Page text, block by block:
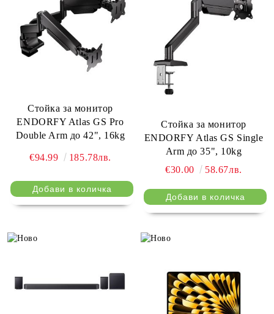
Стойка за монитор
ENDORFY Atlas GS Pro
Double Arm до 42", 16kg
€94.99 185.78лв.
Стойка за монитор
ENDORFY Atlas GS Single
Arm до 35", 10kg
€30.00
58.67лв.